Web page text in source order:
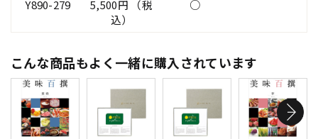
Y890-279
5,500円 （税
込）
○
こんな商品もよく一緒に購入されています